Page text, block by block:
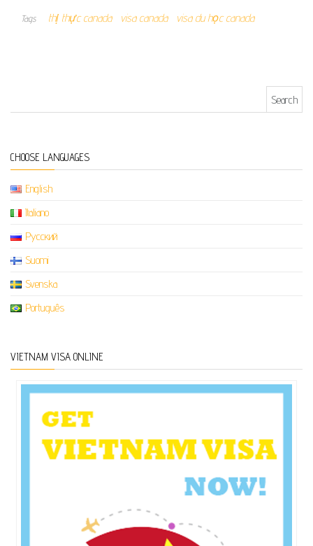
Tags thị thực canada visa canada visa du học canada
CHOOSE LANGUAGES
English
Italiano
Русский
Suomi
Svenska
Português
VIETNAM VISA ONLINE